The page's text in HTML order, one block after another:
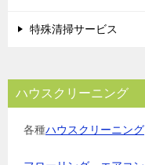
特殊清掃サービス
ハウスクリーニング
各種ハウスクリーニング